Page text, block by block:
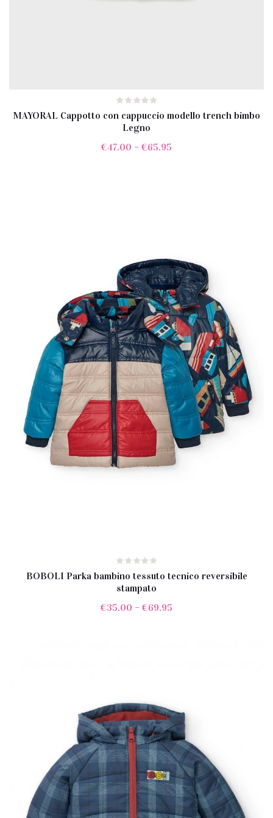
MAYORAL Cappotto con cappuccio modello trench bimbo
Legno
€47.00 – €65.95
BOBOLI Parka bambino tessuto tecnico reversibile
stampato
€35.00 – €69.95